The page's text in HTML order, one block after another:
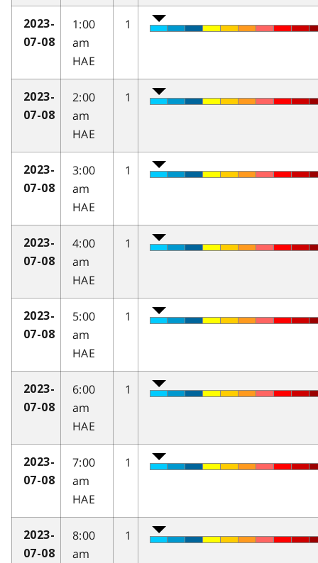
2023-
07-08
1:00
am
HAE
1
2023-
07-08
2:00
am
HAE
1
2023-
07-08
3:00
am
HAE
1
2023-
07-08
4:00
am
HAE
1
2023-
07-08
5:00
am
HAE
1
2023-
07-08
6:00
am
HAE
1
2023-
07-08
7:00
am
HAE
1
2023-
07-08
8:00
am
1